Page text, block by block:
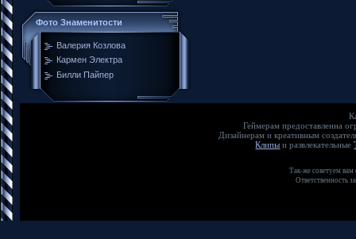
Фото Знаменитости
Валерия Козлова
Кармен Электра
Билли Пайпер
Геймерам предоставленна
Дизайнерам и креативным
Клипы и развлекательные
Так-же советуем
Ответственность